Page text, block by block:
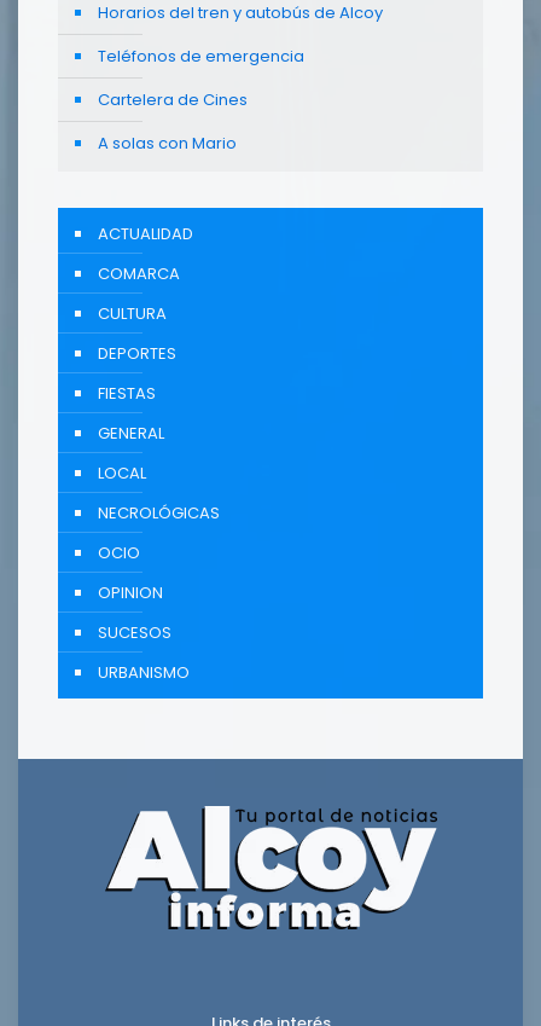
Horarios del tren y autobús de Alcoy
Teléfonos de emergencia
Cartelera de Cines
A solas con Mario
ACTUALIDAD
COMARCA
CULTURA
DEPORTES
FIESTAS
GENERAL
LOCAL
NECROLÓGICAS
OCIO
OPINION
SUCESOS
URBANISMO